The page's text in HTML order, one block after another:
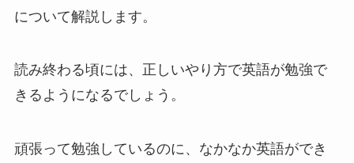
について解説します。
読み終わる頃には、正しいやり方で英語が勉強で
きるようになるでしょう。
頑張って勉強しているのに、なかなか英語ができ